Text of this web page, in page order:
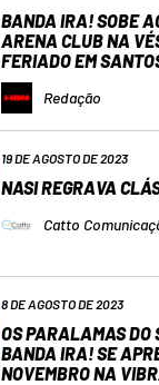
BANDA IRA! SOBE
ARENA CLUB NA
FERIADO EM
Redação
19 DE AGOSTO DE 2023
NASI REGRAVA
Catto
8 DE AGOSTO DE 2023
OS PARALAMAS DO
BANDA IRA! SE
NOVEMBRO NA